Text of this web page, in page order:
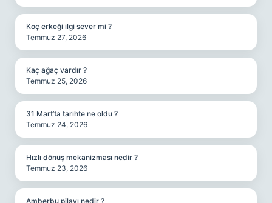
Koç erkeği ilgi sever mi ?
Temmuz 27, 2026
Kaç ağaç vardır ?
Temmuz 25, 2026
31 Mart’ta tarihte ne oldu ?
Temmuz 24, 2026
Hızlı dönüş mekanizması nedir ?
Temmuz 23, 2026
Amberbu pilavı nedir ?